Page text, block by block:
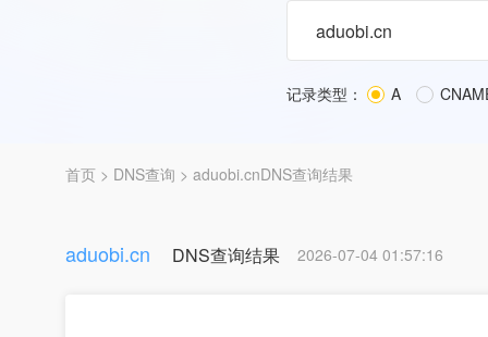
记录类型： A
首页 > DNS查询 > aduobi.cnDNS查询结果
aduobi.cn DNS查询结果 2026-07-04 01:57:16